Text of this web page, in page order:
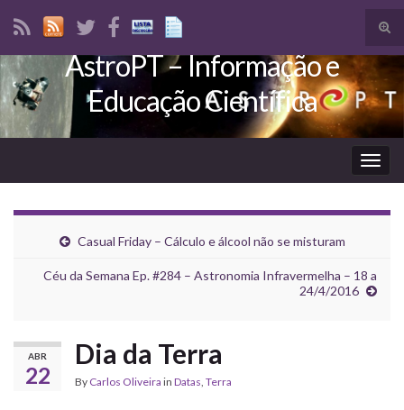
Search for:
AstroPT – Informação e
Educação Científica
Casual Friday – Cálculo e álcool não se misturam
Céu da Semana Ep. #284 – Astronomia Infravermelha – 18 a
24/4/2016
ABR
22
Dia da Terra
By Carlos Oliveira in Datas, Terra